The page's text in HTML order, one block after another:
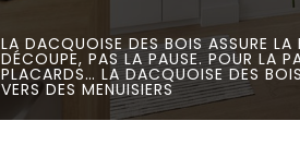
LA DACQUOISE DES BOIS ASSURE LA
DÉCOUPE, PAS LA PAUSE. POUR LA
PLACARDS… LA DACQUOISE DES
VERS DES MENUISIERS